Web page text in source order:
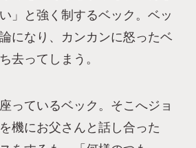
」と強く制するベック。ベッ
になり、カンカンに怒ったベ
去ってしまう。
っているベック。そこへジョ
機にお父さんと話し合った